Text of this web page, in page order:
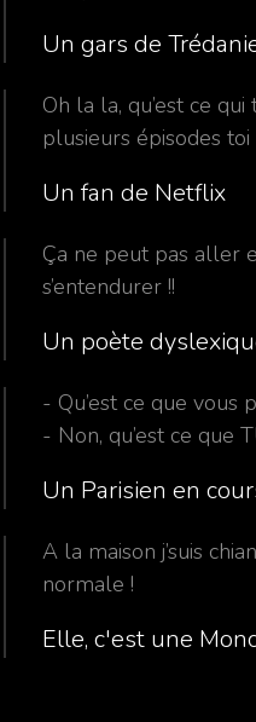
Un gars de
Oh la la, qu’est ce qui
plusieurs épisodes toi
Un fan de Netflix
Ça ne peut pas aller
s’entendurer !!
Un poète
- Qu’est ce que vous
- Non, qu’est ce que
Un Parisien en
A la maison j’suis
normale !
Elle, c'est une